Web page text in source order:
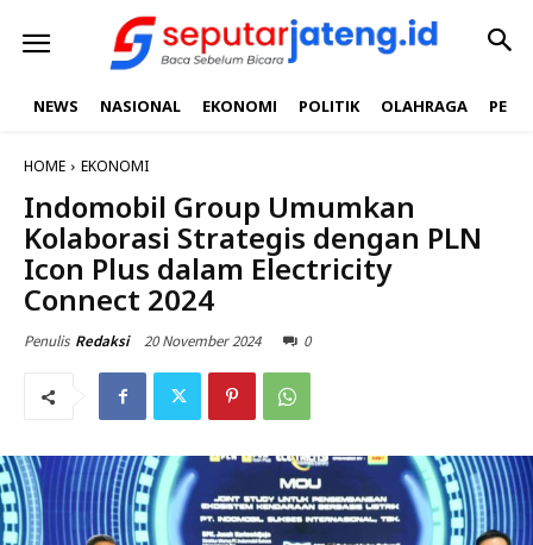
NEWS NASIONAL EKONOMI POLITIK OLAHRAGA
HOME EKONOMI
Indomobil Group Umumkan
Kolaborasi Strategis dengan PLN
Icon Plus dalam Electricity
Connect 2024
Penulis Redaksi 20 November 2024 0